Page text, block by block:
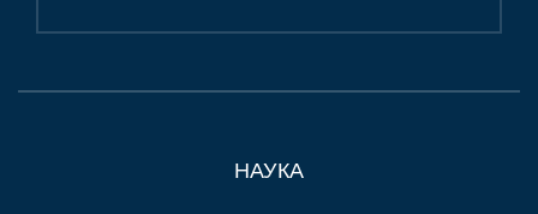
НАУКА